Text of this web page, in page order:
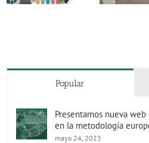
de oficinas en
Popular
Presentamos nueva
en la metodología
mayo 24, 2023